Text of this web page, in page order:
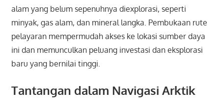
alam yang belum sepenuhnya diexplorasi, seperti
minyak, gas alam, dan mineral langka. Pembukaan rute
pelayaran mempermudah akses ke lokasi sumber daya
ini dan memunculkan peluang investasi dan eksplorasi
baru yang bernilai tinggi.
Tantangan dalam Navigasi Arktik